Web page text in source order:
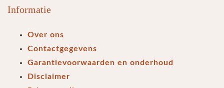
Informatie
Over ons
Contactgegevens
Garantievoorwaarden en onderhoud
Disclaimer